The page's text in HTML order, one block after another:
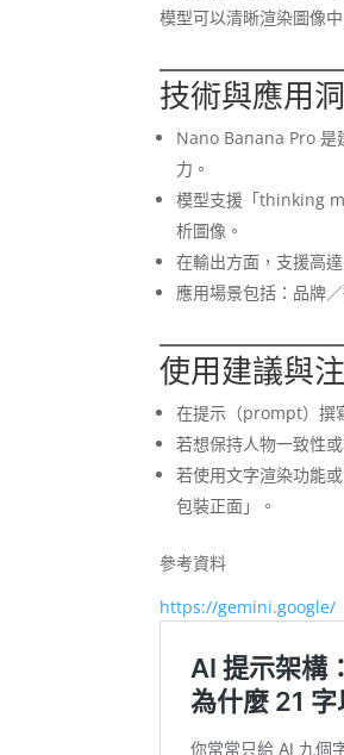
模型可以清晰渲染圖像
技術與應用
Nano Banana Pro 是
力。
模型支援「thinking
析圖像。
在輸出方面，支援高
應用場景包括：品牌
使用建議與
在提示（prompt）撰
若想保持人物一致性
若使用文字渲染功能
包裝正面」。
參考資料
https://gemini.google/